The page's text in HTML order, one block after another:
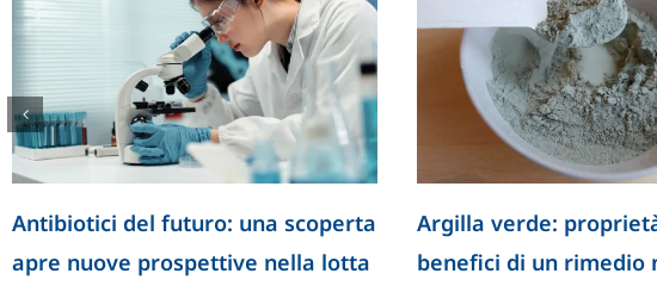
Antibiotici del futuro: una scoperta
apre nuove prospettive nella lotta
Argilla verde:
benefici di un rimedio